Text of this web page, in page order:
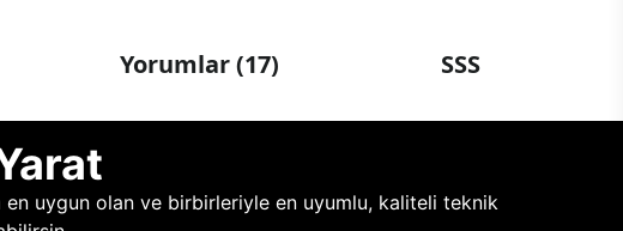
Yorumlar (17) SSS
en uygun olan ve birbirleriyle en uyumlu, kaliteli teknik